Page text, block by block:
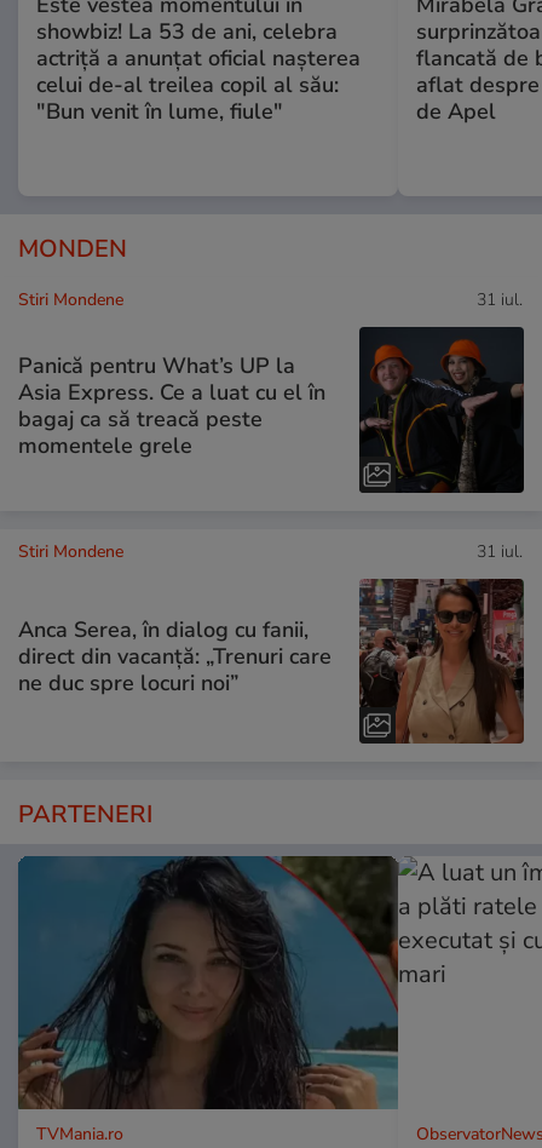
showbiz! La 53 de ani, celebra
actriță a anunțat oficial nașterea
celui de-al treilea copil al său:
"Bun venit în lume, fiule"
flancată de
aflat
de Apel
MONDEN
Stiri Mondene 31 iul.
Panică pentru What’s UP la
Asia Express. Ce a luat cu el în
bagaj ca să treacă peste
momentele grele
Stiri Mondene 31 iul.
Anca Serea, în dialog cu fanii,
direct din vacanță: „Trenuri care
ne duc spre locuri noi”
PARTENERI
TVMania.ro